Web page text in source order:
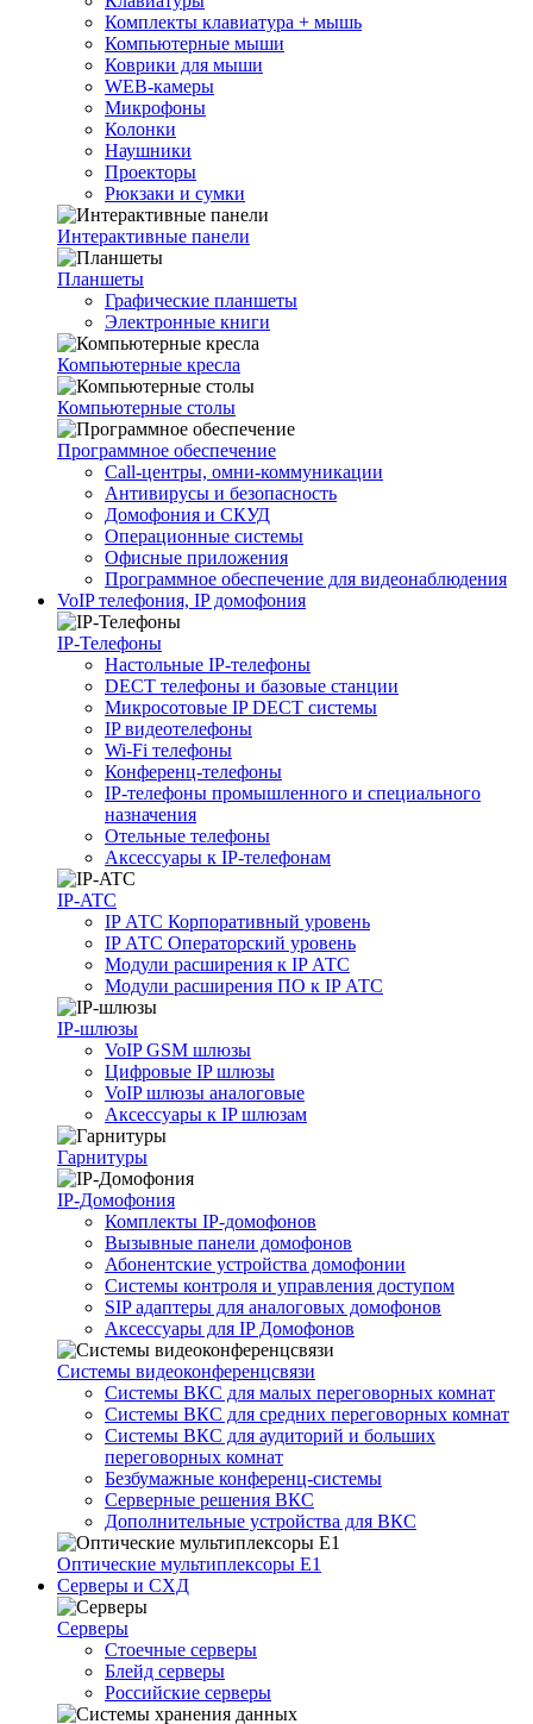
Комплекты клавиатура + мышь
Компьютерные мыши
Коврики для мыши
WEB-камеры
Микрофоны
Колонки
Наушники
Проекторы
Рюкзаки и сумки
Интерактивные панели
Планшеты
Графические планшеты
Электронные книги
Компьютерные кресла
Компьютерные столы
Программное обеспечение
Call-центры, омни-коммуникации
Антивирусы и безопасность
Домофония и СКУД
Операционные системы
Офисные приложения
Программное обеспечение для видеонаблюдения
VoIP телефония, IP домофония
IP-Телефоны
Настольные IP-телефоны
DECT телефоны и базовые станции
Микросотовые IP DECT системы
IP видеотелефоны
Wi-Fi телефоны
Конференц-телефоны
IP-телефоны промышленного и специального
назначения
Отельные телефоны
Аксессуары к IP-телефонам
IP-ATC
IP АТС Корпоративный уровень
IP АТС Операторский уровень
Модули расширения к IP АТС
Модули расширения ПО к IP АТС
IP-шлюзы
VoIP GSM шлюзы
Цифровые IP шлюзы
VoIP шлюзы аналоговые
Аксессуары к IP шлюзам
Гарнитуры
IP-Домофония
Комплекты IP-домофонов
Вызывные панели домофонов
Абонентские устройства домофонии
Системы контроля и управления доступом
SIP адаптеры для аналоговых домофонов
Аксессуары для IP Домофонов
Системы видеоконференцсвязи
Системы ВКС для малых переговорных комнат
Системы ВКС для средних переговорных комнат
Системы ВКС для аудиторий и больших
переговорных комнат
Безбумажные конференц-системы
Серверные решения ВКС
Дополнительные устройства для ВКС
Оптические мультиплексоры Е1
Серверы и СХД
Серверы
Стоечные серверы
Блейд серверы
Российские серверы